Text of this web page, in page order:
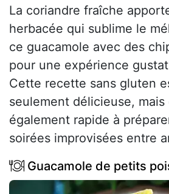
La coriandre fraîche
herbacée qui sublime le
ce guacamole avec des
pour une expérience
Cette recette sans gluten
seulement délicieuse,
également rapide à
soirées improvisées entre
Guacamole de petits